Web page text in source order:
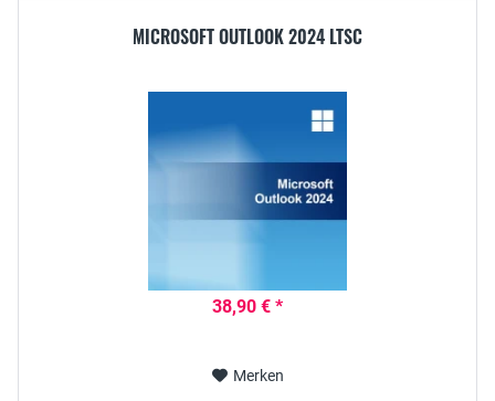
MICROSOFT OUTLOOK 2024 LTSC
38,90 € *
Merken